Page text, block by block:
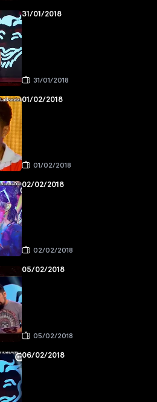
31/01/2018
31/01/2018
01/02/2018
01/02/2018
02/02/2018
02/02/2018
05/02/2018
05/02/2018
06/02/2018